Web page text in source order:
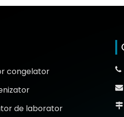
congelator
de laborator


